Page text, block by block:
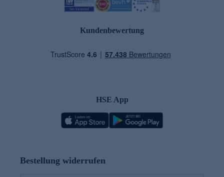
Kundenbewertung
HSE App
Bestellung widerrufen